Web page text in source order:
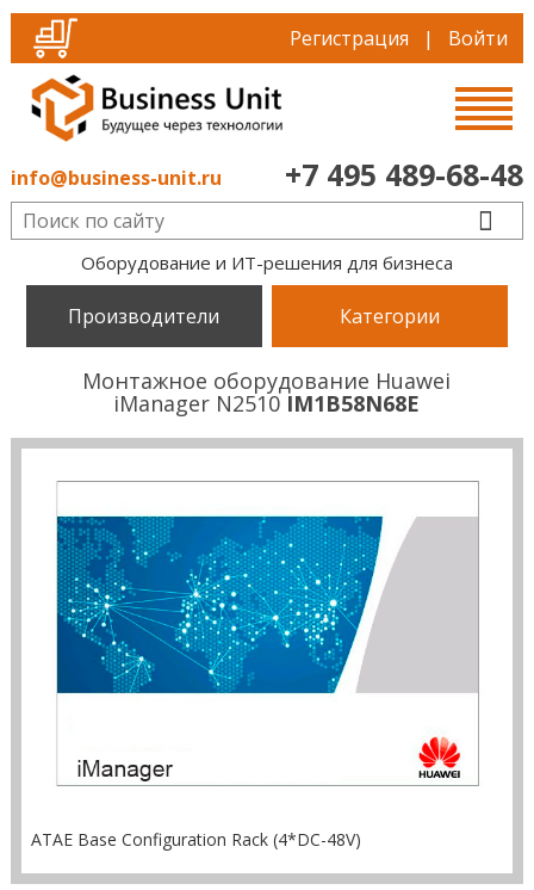
Регистрация | Войти
info@business-unit.ru +7 495 489-68-48
Оборудование и ИТ-решения для бизнеса
Производители Категории
Монтажное оборудование Huawei
iManager N2510 IM1B58N68E
ATAE Base Configuration Rack (4*DC-48V)